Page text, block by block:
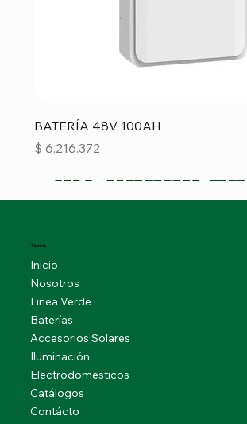
BATERÍA 48V 100AH
Precio
$ 6.216.372
Tienda
Inicio
Nosotros
Linea Verde
Baterías
Accesorios Solares
Iluminación
Electrodomesticos
Catálogos
Contácto